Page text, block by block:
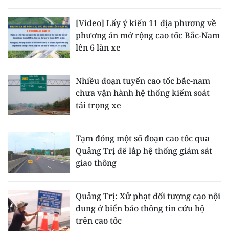
MEDIA CENTER
E-Magazine
Video
Media Chính trị
Media Kinh tế
Media Xã hội
Media Pháp luật
Media Du lịch
Media Thế giới
[Video] Lấy ý kiến 11 địa phương về
phương án mở rộng cao tốc Bắc-Nam
lên 6 làn xe
Nhiều đoạn tuyến cao tốc bắc-nam
chưa vận hành hệ thống kiểm soát
tải trọng xe
Tạm đóng một số đoạn cao tốc qua
Quảng Trị để lắp hệ thống giám sát
giao thông
Quảng Trị: Xử phạt đối tượng cạo nội
dung ở biển báo thông tin cứu hộ
trên cao tốc